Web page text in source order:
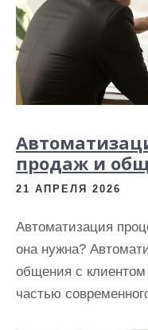
продаж и
21 АПРЕЛЯ 2026
Автоматизация
она нужна?
общения с
частью